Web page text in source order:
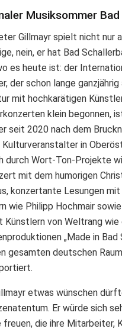
Musiksommer
Gillmayr spielt nicht nur
nein, er hat Bad
es heute ist: der
der schon lange
mit hochkarätigen
klein begonnen,
seit 2020 nach dem
in
durch Wort-Ton-Projekte
mit dem humorigen
konzertante Lesungen
wie Philipp Hochmair
Künstlern von Weltrang wie
„Made in Bad
gesamten deutschen
etwas wünschen
Er würde sich
freuen, die ihre Mitarbeiter,